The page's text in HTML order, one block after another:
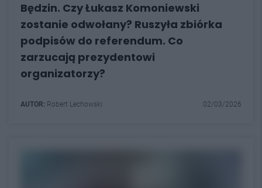
Będzin. Czy Łukasz Komoniewski
zostanie odwołany? Ruszyła zbiórka
podpisów do referendum. Co
zarzucają prezydentowi
organizatorzy?
AUTOR: Robert Lechowski 02/03/2026